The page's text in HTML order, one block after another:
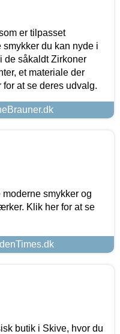
er tilpasset
du kan nyde i
de såkaldt Zirkoner
et materiale der
at se deres udvalg.
smykker og
Klik her for at se
butik i Skive, hvor du